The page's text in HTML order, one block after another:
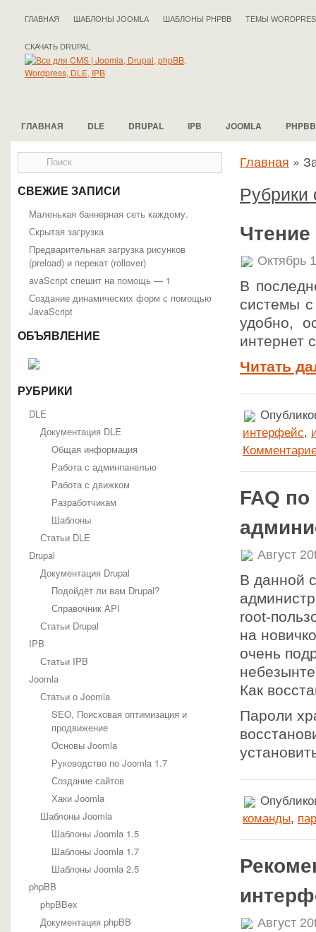
ГЛАВНАЯ ШАБЛОНЫ JOOMLA ШАБЛОНЫ PHPBB ТЕМЫ
СКАЧАТЬ DRUPAL
ГЛАВНАЯ DLE DRUPAL IPB JOOMLA PHPBB
СВЕЖИЕ ЗАПИСИ
Маленькая баннерная сеть каждому.
Скрытая загрузка
Предварительная загрузка рисунков
(preload) и перекат (rollover)
avaScript спешит на помощь — 1
Создание динамических форм с помощью
JavaScript
ОБЪЯВЛЕНИЕ
РУБРИКИ
DLE
Документация DLE
Общая информация
Работа с админпанелью
Работа с движком
Разработчикам
Шаблоны
Статьи DLE
Drupal
Документация Drupal
Подойдёт ли вам Drupal?
Справочник API
Статьи Drupal
IPB
Статьи IPB
Joomla
Статьи о Joomla
SEO, Поисковая оптимизация и
продвижение
Основы Joomla
Руководство по Joomla 1.7
Создание сайтов
Хаки Joomla
Шаблоны Joomla
Шаблоны Joomla 1.5
Шаблоны Joomla 1.7
Шаблоны Joomla 2.5
phpBB
phpBBex
Документация phpBB
Главная »
Рубрики
Октябрь
В
системы
удобно,
интернет
Читать
интерфейс,
FAQ
Август
В данной
root-
на
очень
Как
Пароли
команды,
Август